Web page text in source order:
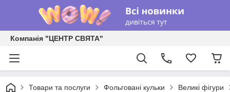
Компанія "ЦЕНТР СВЯТА"
Товари та послуги Фольговані кульки Великі фігури